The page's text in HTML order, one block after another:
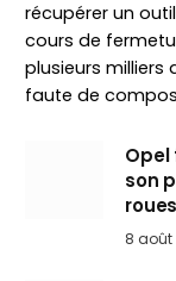
récupérer un
cours de
plusieurs
faute de
Opel
son
8 août